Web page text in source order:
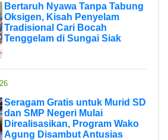
Bertaruh Nyawa Tanpa Tabung
Oksigen, Kisah Penyelam
Tradisional Cari Bocah
Tenggelam di Sungai Siak
Seragam Gratis untuk Murid SD
dan SMP Negeri Mulai
Direalisasikan, Program Wako
Agung Disambut Antusias